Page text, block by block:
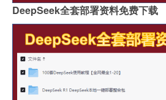
DeepSeek全套部署资料免费下载